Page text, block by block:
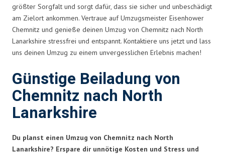
größter Sorgfalt und sorgt dafür, dass sie sicher und unbeschädigt
am Zielort ankommen. Vertraue auf Umzugsmeister Eisenhower
Chemnitz und genieße deinen Umzug von Chemnitz nach North
Lanarkshire stressfrei und entspannt. Kontaktiere uns jetzt und lass
uns deinen Umzug zu einem unvergesslichen Erlebnis machen!
Günstige Beiladung von
Chemnitz nach North
Lanarkshire
Du planst einen Umzug von Chemnitz nach North
Lanarkshire? Erspare dir unnötige Kosten und Stress und